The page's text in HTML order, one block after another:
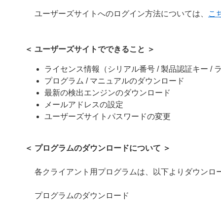
ユーザーズサイトへのログイン方法については、 こ
＜ ユーザーズサイトでできること ＞
ライセンス情報（シリアル番号 / 製品認証キー /
プログラム / マニュアルのダウンロード
最新の検出エンジンのダウンロード
メールアドレスの設定
ユーザーズサイトパスワードの変更
＜ プログラムのダウンロードについて ＞
各クライアント用プログラムは、以下よりダウンロ
プログラムのダウンロード